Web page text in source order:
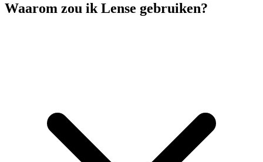
Waarom zou ik Lense gebruiken?